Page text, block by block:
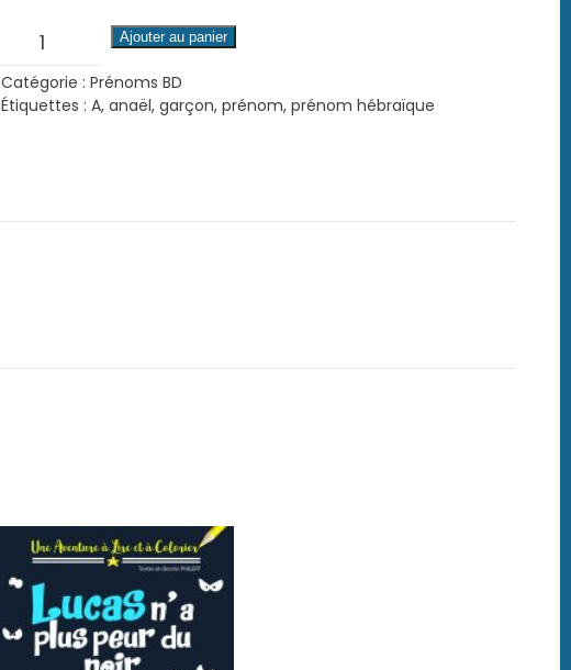
quantité
Anaël
(Garçon)
Ajouter au panier
Catégorie :Prénoms BD
Étiquettes :A,anaël,garçon,prénom,prénom hébraïque